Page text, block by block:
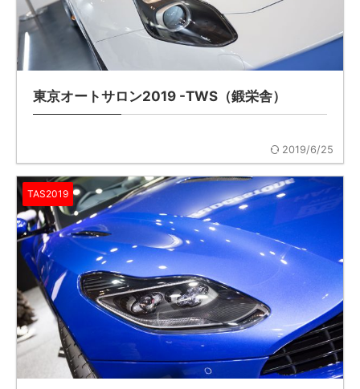
東京オートサロン2019 -TWS（鍛栄舎）
2019/6/25
TAS2019